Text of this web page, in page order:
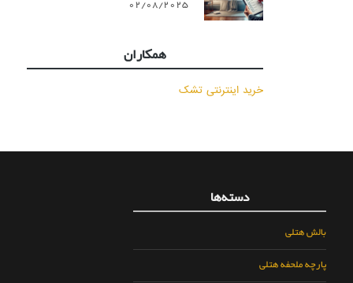
02/08/2025
همکاران
خرید اینترنتی تشک
دسته‌ها
بالش هتلی
پارچه ملحفه هتلی